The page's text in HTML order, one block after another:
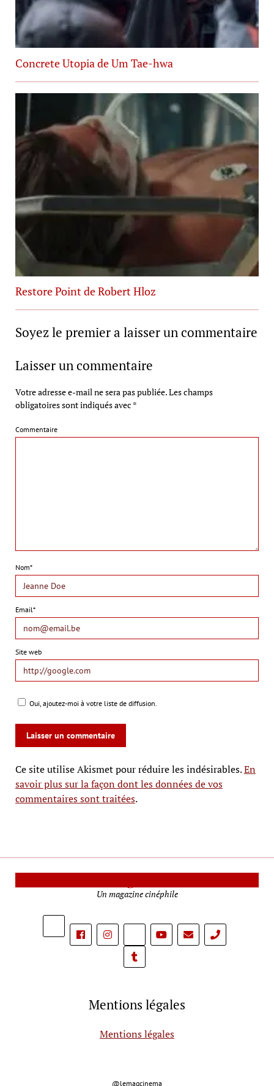
Concrete Utopia de Um Tae-hwa
Restore Point de Robert Hloz
Soyez le premier a laisser un commentaire
Laisser un commentaire
Votre adresse e-mail ne sera pas publiée.Les champs
obligatoires sont indiqués avec *
Commentaire
Nom*
Email*
Site web
Oui, ajoutez-moi à votre liste de diffusion.
Ce site utilise Akismet pour réduire les indésirables.En
savoir plus sur la façon dont les données de vos
commentaires sont traitées.
Un magazine cinéphile
phone
Mentions légales
Mentions légales
@lemagcinema